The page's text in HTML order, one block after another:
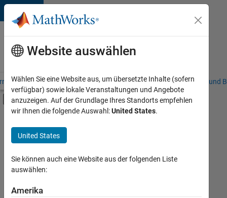
Weiter zum Inhalt
Karriere
bei
MathWorks
– Übersicht Stellensuche Niederlassungen Studierende und
Umschaltung für Off-Canvas-
Hauptinhalt
Marketing Communications
Human Resources
Legal
+2
Derzeit
Website auswählen
Wählen Sie eine Website aus, um übersetzte Inhalte (sofern
verfügbar) sowie lokale Veranstaltungen und Angebote
anzuzeigen. Auf der Grundlage Ihres Standorts empfehlen
wir Ihnen die folgende Auswahl:United States.
United States
Sie können auch eine Website aus der folgenden Liste
auswählen:
Amerika